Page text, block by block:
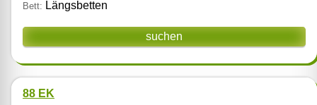
Bett: Längsbetten
suchen
88 EK